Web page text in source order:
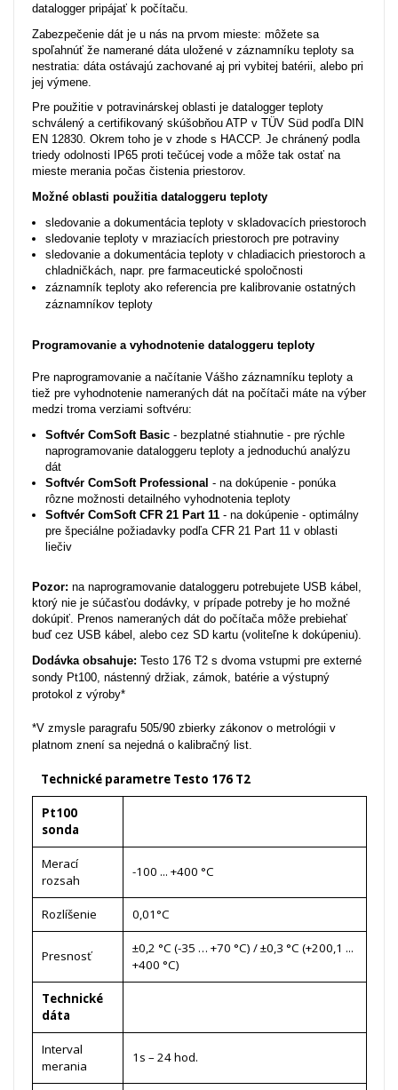
datalogger pripájať k počítaču.
Zabezpečenie dát je u nás na prvom mieste: môžete sa
spoľahnúť že namerané dáta uložené v záznamníku teploty sa
nestratia: dáta ostávajú zachované aj pri vybitej batérii, alebo pri
jej výmene.
Pre použitie v potravinárskej oblasti je datalogger teploty
schválený a certifikovaný skúšobňou ATP v TÜV Süd podľa DIN
EN 12830. Okrem toho je v zhode s HACCP. Je chránený podla
triedy odolnosti IP65 proti tečúcej vode a môže tak ostať na
mieste merania počas čistenia priestorov.
Možné oblasti použitia dataloggeru teploty
sledovanie a dokumentácia teploty v skladovacích priestoroch
sledovanie teploty v mraziacích priestoroch pre potraviny
sledovanie a dokumentácia teploty v chladiacich priestoroch a
chladničkách, napr. pre farmaceutické spoločnosti
záznamník teploty ako referencia pre kalibrovanie ostatných
záznamníkov teploty
Programovanie a vyhodnotenie dataloggeru teploty
Pre naprogramovanie a načítanie Vášho záznamníku teploty a
tiež pre vyhodnotenie nameraných dát na počítači máte na výber
medzi troma verziami softvéru:
Softvér ComSoft Basic - bezplatné stiahnutie - pre rýchle
naprogramovanie dataloggeru teploty a jednoduchú analýzu
dát
Softvér ComSoft Professional - na dokúpenie - ponúka
rôzne možnosti detailného vyhodnotenia teploty
Softvér ComSoft CFR 21 Part 11 - na dokúpenie - optimálny
pre špeciálne požiadavky podľa CFR 21 Part 11 v oblasti
liečiv
Pozor: na naprogramovanie dataloggeru potrebujete USB kábel,
ktorý nie je súčasťou dodávky, v prípade potreby je ho možné
dokúpiť. Prenos nameraných dát do počítača môže prebiehať
buď cez USB kábel, alebo cez SD kartu (voliteľne k dokúpeniu).
Dodávkaobsahuje: Testo 176 T2 s dvoma vstupmi pre externé
sondy Pt100, nástenný držiak, zámok, batérie a výstupný
protokol z výroby*
*V zmysle paragrafu 505/90 zbierky zákonov o metrológii v
platnom znení sa nejedná o kalibračný list.
Technické parametre Testo 176 T2
Pt100
sonda
Merací
rozsah
-100 ... +400 °C
Rozlíšenie 0,01°C
Presnosť
±0,2 °C (-35 … +70 °C) / ±0,3 °C (+200,1 ...
+400 °C)
Technické
dáta
Interval
merania
1s – 24 hod.